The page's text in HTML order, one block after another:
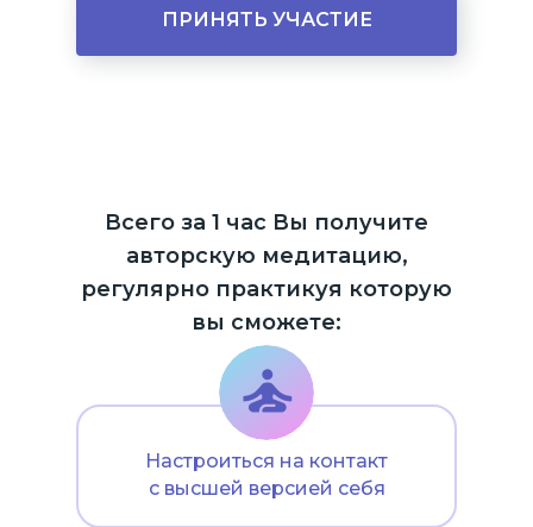
ПРИНЯТЬ УЧАСТИЕ
Настроиться на контакт
с высшей версией себя
Всего за 1 час Вы получите
авторскую медитацию,
регулярно практикуя которую
вы сможете: